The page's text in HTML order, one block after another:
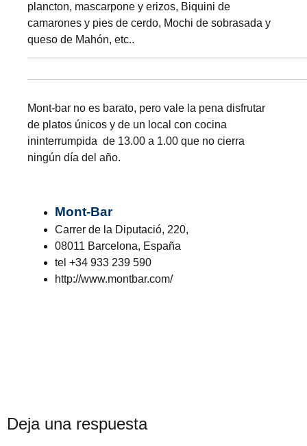
plancton, mascarpone y erizos, Biquini de
camarones y pies de cerdo, Mochi de sobrasada y
queso de Mahón, etc..
Mont-bar no es barato, pero vale la pena disfrutar
de platos únicos y de un local con cocina
ininterrumpida de 13.00 a 1.00 que no cierra
ningún día del año.
Mont-Bar
Carrer de la Diputació, 220,
08011 Barcelona, España
tel +34 933 239 590
http://www.montbar.com/
Deja una respuesta